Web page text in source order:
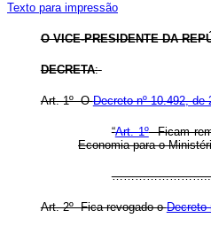
Texto para impressão
O VICE-PRESIDENTE DA
DECRETA:
Art. 1º ODecreto nº 10.492, de
“Art. 1ºFicam
Economia para o
Art. 2º Fica revogado oDecreto